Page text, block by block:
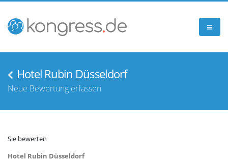
Hotel Rubin Düsseldorf
Neue Bewertung erfassen
Sie bewerten
Hotel Rubin Düsseldorf